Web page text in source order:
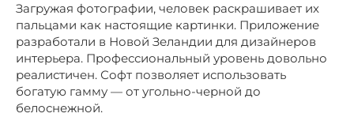
Загружая фотографии, человек раскрашивает их
пальцами как настоящие картинки. Приложение
разработали в Новой Зеландии для дизайнеров
интерьера. Профессиональный уровень довольно
реалистичен. Софт позволяет использовать
богатую гамму — от угольно-черной до
белоснежной.